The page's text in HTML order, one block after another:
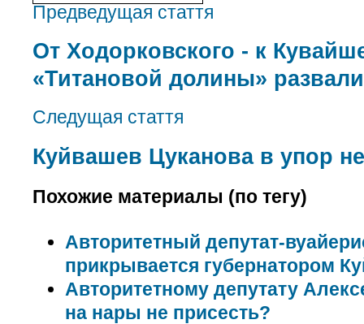
Предведущая стаття
От Ходорковского - к
«Титановой долины»
Следущая стаття
Куйвашев Цуканова в упор
Похожие материалы (по тегу)
Авторитетный депутат-
прикрывается губернатором
Авторитетному депутату
на нары не присесть?